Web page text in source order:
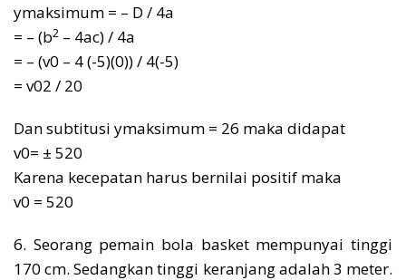
ymaksimum = – D / 4a
= – (b2 – 4ac) / 4a
= – (v0 – 4 (-5)(0)) / 4(-5)
= v02 / 20
Dan subtitusi ymaksimum = 26 maka didapat
v0= ± 520
Karena kecepatan harus bernilai positif maka
v0 = 520
6. Seorang pemain bola basket mempunyai tinggi
170 cm. Sedangkan tinggi keranjang adalah 3 meter.